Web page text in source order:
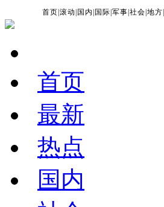
首页 |滚动 国内 国际 |军事 |社会 |地方
首页
最新
热点
国内